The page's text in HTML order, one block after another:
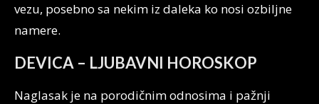
vezu, posebno sa nekim iz daleka ko nosi ozbiljne
namere.
DEVICA – LJUBAVNI HOROSKOP
Naglasak je na porodičnim odnosima i pažnji